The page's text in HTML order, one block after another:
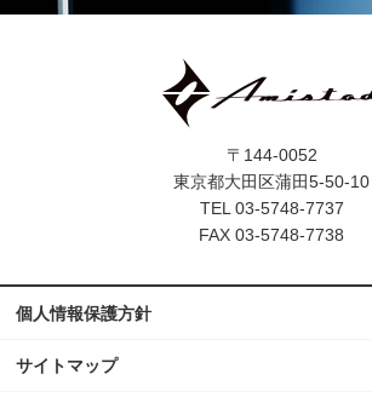
〒144-0052
東京都大田区蒲田5-50-10
TEL 03-5748-7737
FAX 03-5748-7738
個人情報保護方針
サイトマップ